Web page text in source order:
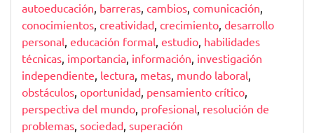
autoeducación, barreras, cambios, comunicación,
conocimientos, creatividad, crecimiento, desarrollo
personal, educación formal, estudio, habilidades
técnicas, importancia, información, investigación
independiente, lectura, metas, mundo laboral,
obstáculos, oportunidad, pensamiento crítico,
perspectiva del mundo, profesional, resolución de
problemas, sociedad, superación